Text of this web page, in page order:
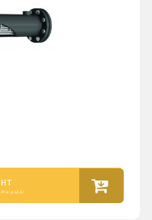
HT
Prix public